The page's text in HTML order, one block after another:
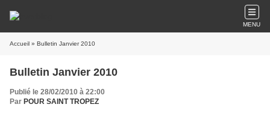
MENU
Accueil » Bulletin Janvier 2010
Bulletin Janvier 2010
Publié le 28/02/2010 à 22:00
Par POUR SAINT TROPEZ